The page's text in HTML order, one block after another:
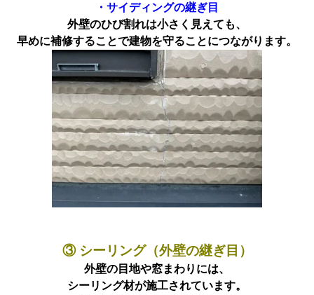
・サイディングの継ぎ目
外壁のひび割れは小さく見えても、
早めに補修することで建物を守ることにつながります。
③ シーリング（外壁の継ぎ目）
外壁の目地や窓まわりには、
シーリング材が施工されています。